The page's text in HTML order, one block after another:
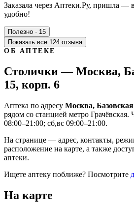
Заказала через Аптеки.Ру, пришла —
удобно!
Полезно · 15
Показать все 124 отзыва
ОБ АПТЕКЕ
Столички — Москва,
15, корп. 6
Аптека по адресу Москва,
рядом со станцией метро
08:00–21:00; сб,вс 09:00–21:00.
На странице — адрес, контакты,
расположение на карте, а также
аптеки.
Ищете аптеку поближе? Посмотрите
На карте